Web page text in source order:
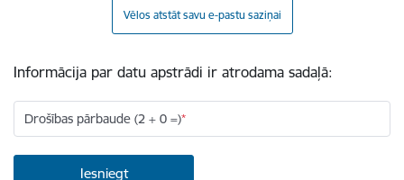
Vēlos atstāt savu e-pastu saziņai
Informācija par datu apstrādi ir atrodama sadaļā:
Drošības pārbaude (2 + 0 =)